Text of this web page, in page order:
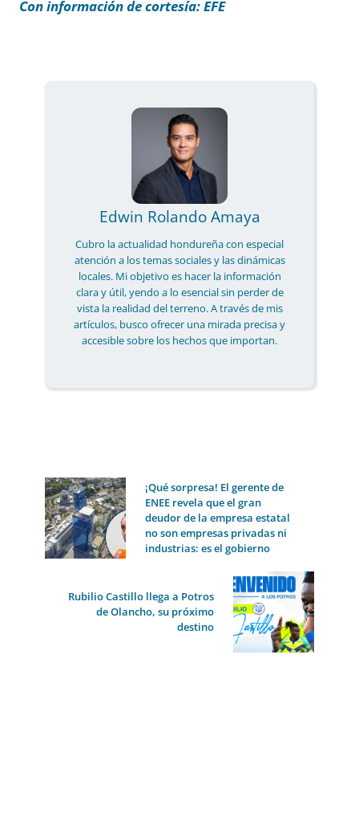
Con información de cortesía: EFE
Edwin Rolando Amaya
Cubro la actualidad hondureña con especial
atención a los temas sociales y las dinámicas
locales. Mi objetivo es hacer la información
clara y útil, yendo a lo esencial sin perder de
vista la realidad del terreno. A través de mis
artículos, busco ofrecer una mirada precisa y
accesible sobre los hechos que importan.
¡Qué sorpresa! El gerente de
ENEE revela que el gran
deudor de la empresa estatal
no son empresas privadas ni
industrias: es el gobierno
Rubilio Castillo llega a Potros
de Olancho, su próximo
destino